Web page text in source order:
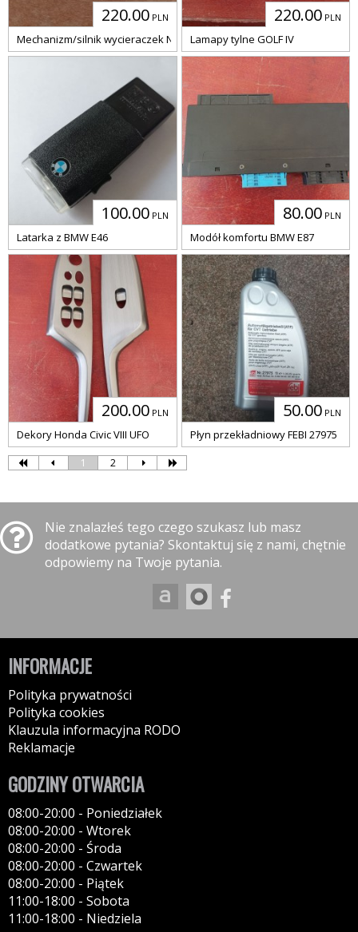
220.00 PLN
Mechanizm/silnik wycieraczek NTY ESW-PL-001A
220.00 PLN
Lamapy tylne GOLF IV
100.00 PLN
Latarka z BMW E46
80.00 PLN
Modół komfortu BMW E87
200.00 PLN
Dekory Honda Civic VIII UFO
50.00 PLN
Płyn przekładniowy FEBI 27975
1 2
Nie znalazłeś tego czego szukasz lub masz
dodatkowe pytania? Skontaktuj się z nami, chętnie
odpowiemy na Twoje pytania.
INFORMACJE
Polityka prywatności
Polityka cookies
Klauzula informacyjna RODO
Reklamacje
GODZINY OTWARCIA
08:00-20:00 - Poniedziałek
08:00-20:00 - Wtorek
08:00-20:00 - Środa
08:00-20:00 - Czwartek
08:00-20:00 - Piątek
11:00-18:00 - Sobota
11:00-18:00 - Niedziela